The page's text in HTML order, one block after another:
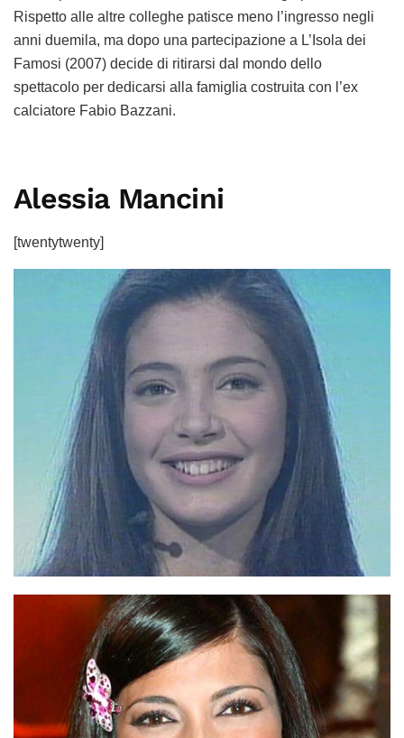
Rispetto alle altre colleghe patisce meno l’ingresso negli
anni duemila, ma dopo una partecipazione a L’Isola dei
Famosi (2007) decide di ritirarsi dal mondo dello
spettacolo per dedicarsi alla famiglia costruita con l’ex
calciatore Fabio Bazzani.
Alessia Mancini
[twentytwenty]